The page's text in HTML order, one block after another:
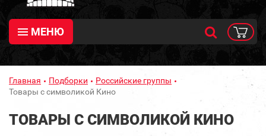
МЕНЮ
Главная Подборки
Российские группы
Товары с символикой Кино
ТОВАРЫ С СИМВОЛИКОЙ КИНО